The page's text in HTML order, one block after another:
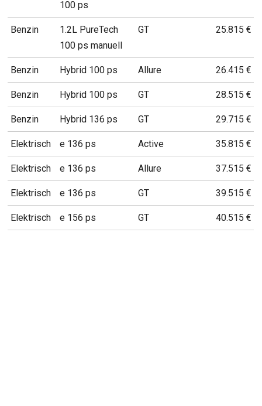
100 ps
Benzin
1.2L PureTech
100 ps manuell
GT 25.815 €
Benzin Hybrid 100 ps Allure 26.415 €
Benzin Hybrid 100 ps GT 28.515 €
Benzin Hybrid 136 ps GT 29.715 €
Elektrisch e 136 ps Active 35.815 €
Elektrisch e 136 ps Allure 37.515 €
Elektrisch e 136 ps GT 39.515 €
Elektrisch e 156 ps GT 40.515 €